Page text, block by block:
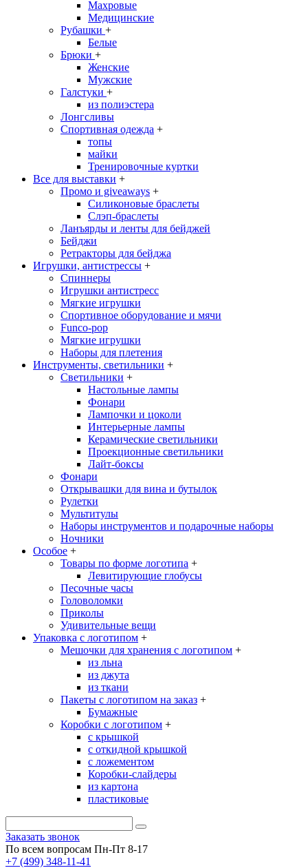
Махровые
Медицинские
Рубашки +
Белые
Брюки +
Женские
Мужские
Галстуки +
из полиэстера
Лонгсливы
Спортивная одежда +
топы
майки
Тренировочные куртки
Все для выставки +
Промо и giveaways +
Силиконовые браслеты
Cлэп-браслеты
Ланъярды и ленты для бейджей
Бейджи
Ретракторы для бейджа
Игрушки, антистрессы +
Спиннеры
Игрушки антистресс
Мягкие игрушки
Спортивное оборудование и мячи
Funco-pop
Мягкие игрушки
Наборы для плетения
Инструменты, светильники +
Светильники +
Настольные лампы
Фонари
Лампочки и цоколи
Интерьерные лампы
Керамические светильники
Проекционные светильники
Лайт-боксы
Фонари
Открывашки для вина и бутылок
Рулетки
Мультитулы
Наборы инструментов и подарочные наборы
Ночники
Особое +
Товары по форме логотипа +
Левитирующие глобусы
Песочные часы
Головоломки
Приколы
Удивительные вещи
Упаковка с логотипом +
Мешочки для хранения с логотипом +
из льна
из джута
из ткани
Пакеты с логотипом на заказ +
Бумажные
Коробки с логотипом +
с крышкой
с откидной крышкой
с ложементом
Коробки-слайдеры
из картона
пластиковые
Заказать звонок
По всем вопросам Пн-Пт 8-17
+7 (499) 348-11-41